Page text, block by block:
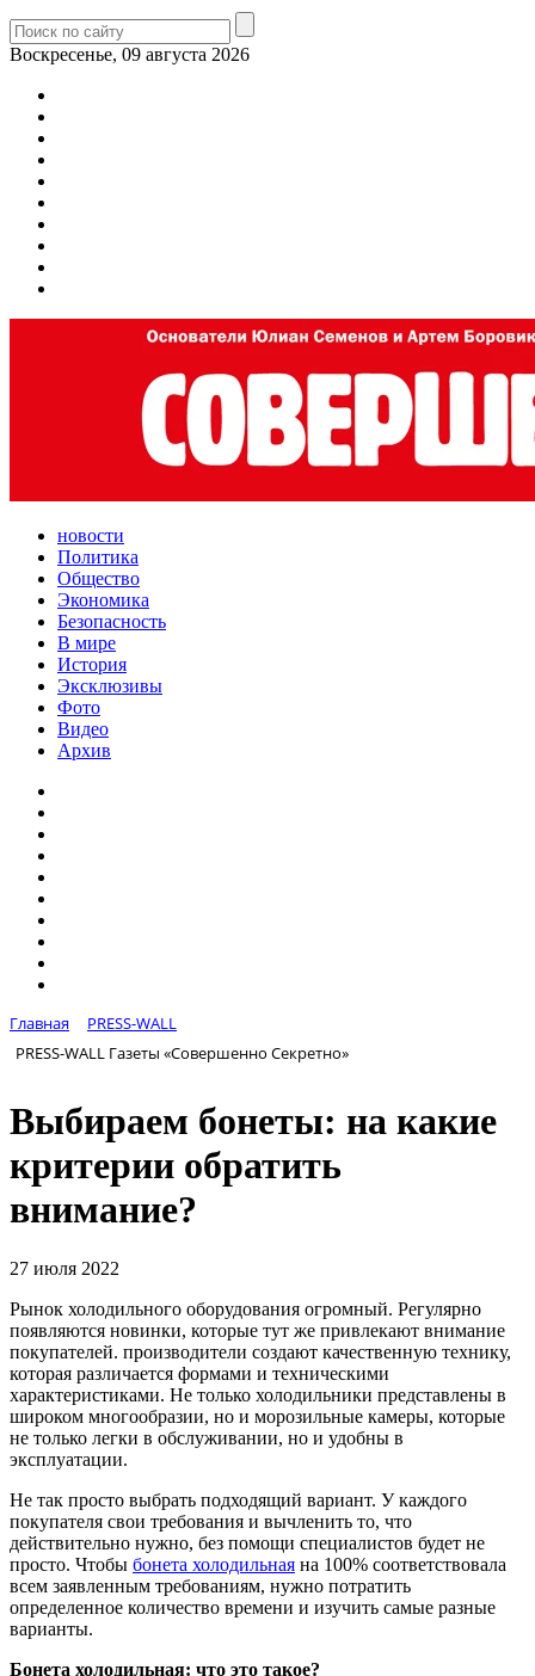
Воскресенье, 09 августа 2026
новости
Политика
Общество
Экономика
Безопасность
В мире
История
Эксклюзивы
Фото
Видео
Архив
Главная
PRESS-WALL
PRESS-WALL Газеты «Совершенно Секретно»
Выбираем бонеты: на какие
критерии обратить
внимание?
27 июля 2022
Рынок холодильного оборудования огромный. Регулярно
появляются новинки, которые тут же привлекают внимание
покупателей. производители создают качественную технику,
которая различается формами и техническими
характеристиками. Не только холодильники представлены в
широком многообразии, но и морозильные камеры, которые
не только легки в обслуживании, но и удобны в
эксплуатации.
Не так просто выбрать подходящий вариант. У каждого
покупателя свои требования и вычленить то, что
действительно нужно, без помощи специалистов будет не
просто. Чтобы бонета холодильная на 100% соответствовала
всем заявленным требованиям, нужно потратить
определенное количество времени и изучить самые разные
варианты.
Бонета холодильная: что это такое?